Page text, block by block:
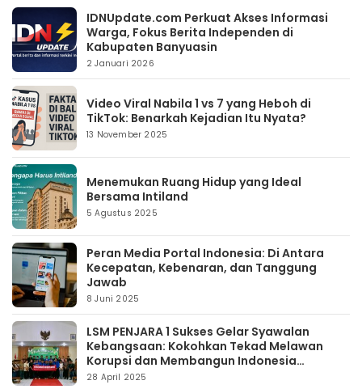
IDNUpdate.com Perkuat Akses Informasi
Warga, Fokus Berita Independen di
Kabupaten Banyuasin
2 Januari 2026
Video Viral Nabila 1 vs 7 yang Heboh di
TikTok: Benarkah Kejadian Itu Nyata?
13 November 2025
Menemukan Ruang Hidup yang Ideal
Bersama Intiland
5 Agustus 2025
Peran Media Portal Indonesia: Di Antara
Kecepatan, Kebenaran, dan Tanggung
Jawab
8 Juni 2025
LSM PENJARA 1 Sukses Gelar Syawalan
Kebangsaan: Kokohkan Tekad Melawan
Korupsi dan Membangun Indonesia
Berintegritas
28 April 2025